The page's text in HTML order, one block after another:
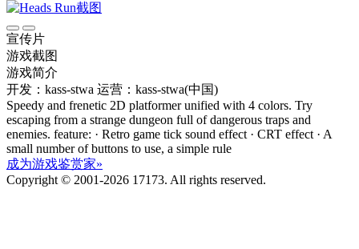
宣传片
游戏截图
游戏简介
开发：kass-stwa 运营：kass-stwa(中国)
Speedy and frenetic 2D platformer unified with 4 colors. Try
escaping from a strange dungeon full of dangerous traps and
enemies. feature: · Retro game tick sound effect · CRT effect · A
small number of buttons to use, a simple rule
成为游戏鉴赏家»
Copyright © 2001-2026 17173. All rights reserved.